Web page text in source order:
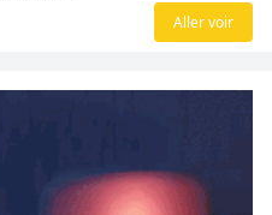
Aller voir